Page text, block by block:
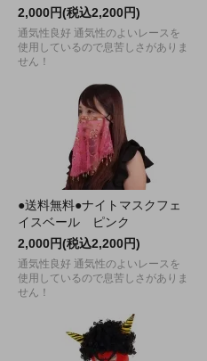
2,000円(税込2,200円)
通気性良好 通気性のよいレースを
使用しているので息苦しさがありま
せん！
●送料無料●ナイトマスクフェ
イスベール ピンク
2,000円(税込2,200円)
通気性良好 通気性のよいレースを
使用しているので息苦しさがありま
せん！